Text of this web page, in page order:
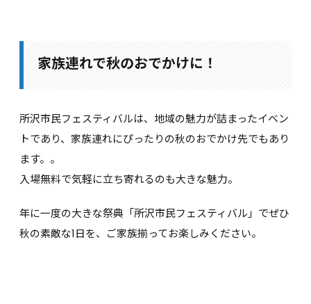
家族連れで秋のおでかけに！
所沢市民フェスティバルは、地域の魅力が詰まったイベン
トであり、家族連れにぴったりの秋のおでかけ先でもあり
ます。。
入場無料で気軽に立ち寄れるのも大きな魅力。
年に一度の大きな祭典「所沢市民フェスティバル」でぜひ
秋の素敵な1日を、ご家族揃ってお楽しみください。